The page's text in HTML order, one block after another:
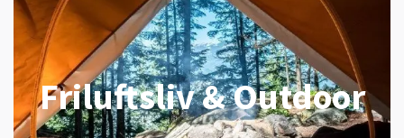
Friluftsliv & Outdoor